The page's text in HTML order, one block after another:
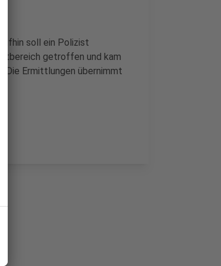
soll ein Polizist
getroffen und kam
Die Ermittlungen übernimmt